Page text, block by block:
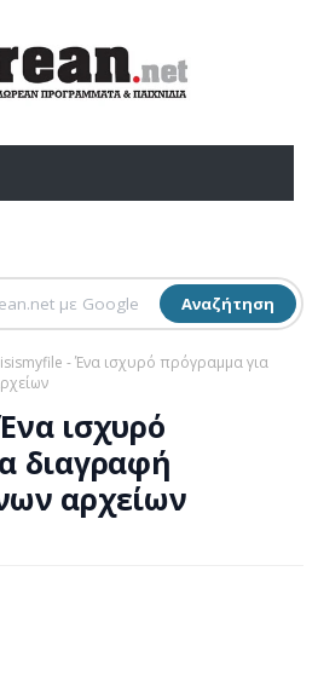
Αναζήτηση
- Ένα ισχυρό πρόγραμμα για
ισχυρό
διαγραφή
αρχείων